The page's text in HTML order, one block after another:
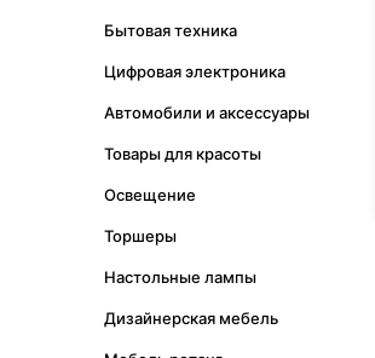
Бытовая техника
Цифровая электроника
Автомобили и аксессуары
Товары для красоты
Освещение
Торшеры
Настольные лампы
Дизайнерская мебель
Освещение